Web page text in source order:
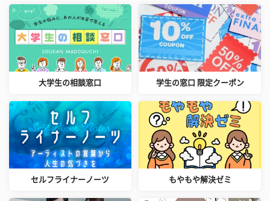
大学生の相談窓口 学生の窓口 限定クーポン
セルフライナーノーツ もやもや解決ゼミ